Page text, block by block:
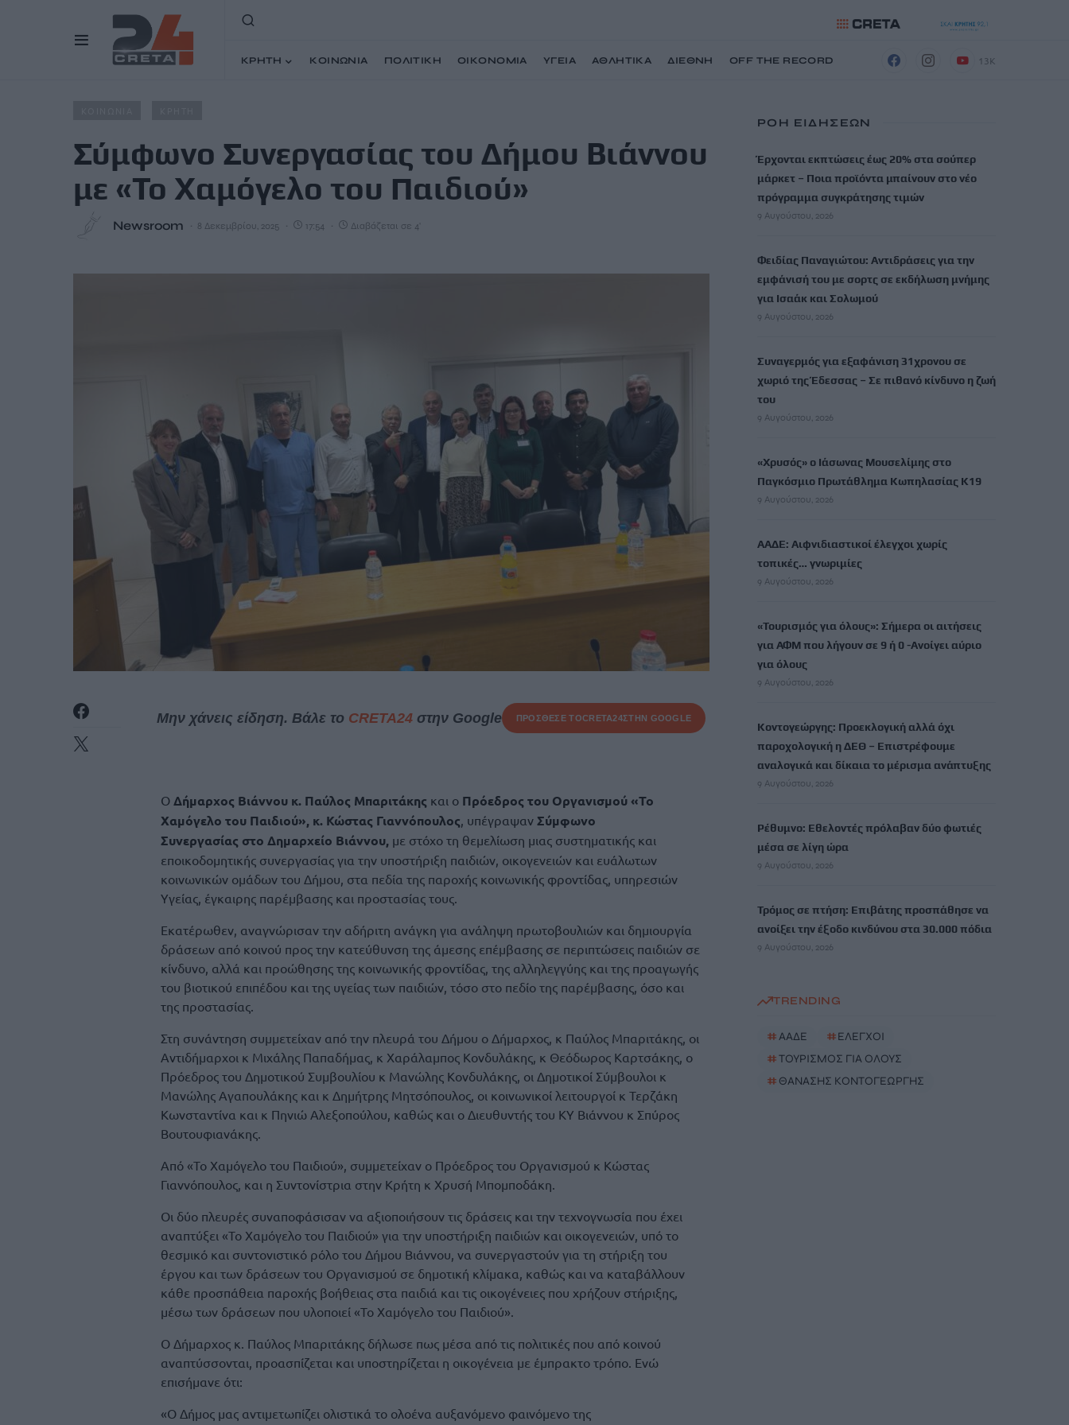
ΚΡΗΤΗ ΚΟΙΝΩΝΙΑ ΠΟΛΙΤΙΚΗ ΟΙΚΟΝΟΜΙΑ ΥΓΕΙΑ ΑΘΛΗΤΙΚΑ ΔΙΕΘΝΗ OFF THE RECORD
13K
Σύμφωνο Συνεργασίας του Δήμου Βιάννου
με «Το Χαμόγελο του Παιδιού»
Newsroom 8 Δεκεμβρίου, 2025 17:54 Διαβάζεται σε 4'
Μην χάνεις είδηση. Βάλε το CRETA24στην Google ΠΡΟΣΘΕΣΕ ΤΟCRETA24ΣΤΗΝ GOOGLE
Ο Δήμαρχος Βιάννου κ. Παύλος Μπαριτάκης και ο Πρόεδρος του Οργανισμού «Το
Χαμόγελο του Παιδιού», κ. Κώστας Γιαννόπουλος, υπέγραψαν Σύμφωνο
Συνεργασίας στο Δημαρχείο Βιάννου, με στόχο τη θεμελίωση μιας συστηματικής και
εποικοδομητικής συνεργασίας για την υποστήριξη παιδιών, οικογενειών και ευάλωτων
κοινωνικών ομάδων του Δήμου, στα πεδία της παροχής κοινωνικής φροντίδας, υπηρεσιών
Υγείας, έγκαιρης παρέμβασης και προστασίας τους.
Εκατέρωθεν, αναγνώρισαν την αδήριτη ανάγκη για ανάληψη πρωτοβουλιών και δημιουργία
δράσεων από κοινού προς την κατεύθυνση της άμεσης επέμβασης σε περιπτώσεις παιδιών σε
κίνδυνο, αλλά και προώθησης της κοινωνικής φροντίδας, της αλληλεγγύης και της προαγωγής
του βιοτικού επιπέδου και της υγείας των παιδιών, τόσο στο πεδίο της παρέμβασης, όσο και
της προστασίας.
Στη συνάντηση συμμετείχαν από την πλευρά του Δήμου ο Δήμαρχος, κ Παύλος Μπαριτάκης, οι
Αντιδήμαρχοι κ Μιχάλης Παπαδήμας, κ Χαράλαμπος Κονδυλάκης, κ Θεόδωρος Καρτσάκης, ο
Πρόεδρος του Δημοτικού Συμβουλίου κ Μανώλης Κονδυλάκης, οι Δημοτικοί Σύμβουλοι κ
Μανώλης Αγαπουλάκης και κ Δημήτρης Μητσόπουλος, οι κοινωνικοί λειτουργοί κ Τερζάκη
Κωνσταντίνα και κ Πηνιώ Αλεξοπούλου, καθώς και ο Διευθυντής του ΚΥ Βιάννου κ Σπύρος
Βουτουφιανάκης.
Από «Το Χαμόγελο του Παιδιού», συμμετείχαν ο Πρόεδρος του Οργανισμού κ Κώστας
Γιαννόπουλος, και η Συντονίστρια στην Κρήτη κ Χρυσή Μπομποδάκη.
Οι δύο πλευρές συναποφάσισαν να αξιοποιήσουν τις δράσεις και την τεχνογνωσία που έχει
αναπτύξει «Το Χαμόγελο του Παιδιού» για την υποστήριξη παιδιών και οικογενειών, υπό το
θεσμικό και συντονιστικό ρόλο του Δήμου Βιάννου, να συνεργαστούν για τη στήριξη του
έργου και των δράσεων του Οργανισμού σε δημοτική κλίμακα, καθώς και να καταβάλλουν
κάθε προσπάθεια παροχής βοήθειας στα παιδιά και τις οικογένειες που χρήζουν στήριξης,
μέσω των δράσεων που υλοποιεί «Το Χαμόγελο του Παιδιού».
Ο Δήμαρχος κ. Παύλος Μπαριτάκης δήλωσε πως μέσα από τις πολιτικές που από κοινού
αναπτύσσονται, προασπίζεται και υποστηρίζεται η οικογένεια με έμπρακτο τρόπο. Ενώ
επισήμανε ότι:
«Ο Δήμος μας αντιμετωπίζει ολιστικά το ολοένα αυξανόμενο φαινόμενο της
ΡΟΗ ΕΙΔΗΣΕΩΝ
Έρχονται εκπτώσεις έως 20% στα σούπερ
μάρκετ – Ποια προϊόντα μπαίνουν στο νέο
πρόγραμμα συγκράτησης τιμών
9 Αυγούστου, 2026
Φειδίας Παναγιώτου: Αντιδράσεις για την
εμφάνισή του με σορτς σε εκδήλωση μνήμης
για Ισαάκ και Σολωμού
9 Αυγούστου, 2026
Συναγερμός για εξαφάνιση 31χρονου σε
χωριό της Έδεσσας – Σε πιθανό κίνδυνο η ζωή
του
9 Αυγούστου, 2026
«Χρυσός» ο Ιάσωνας Μουσελίμης στο
Παγκόσμιο Πρωτάθλημα Κωπηλασίας Κ19
9 Αυγούστου, 2026
ΑΑΔΕ: Αιφνιδιαστικοί έλεγχοι χωρίς
τοπικές… γνωριμίες
9 Αυγούστου, 2026
«Τουρισμός για όλους»: Σήμερα οι αιτήσεις
για ΑΦΜ που λήγουν σε 9 ή 0 -Ανοίγει αύριο
για όλους
9 Αυγούστου, 2026
Κοντογεώργης: Προεκλογική αλλά όχι
παροχολογική η ΔΕΘ – Επιστρέφουμε
αναλογικά και δίκαια το μέρισμα ανάπτυξης
9 Αυγούστου, 2026
Ρέθυμνο: Εθελοντές πρόλαβαν δύο φωτιές
μέσα σε λίγη ώρα
9 Αυγούστου, 2026
Τρόμος σε πτήση: Επιβάτης προσπάθησε να
ανοίξει την έξοδο κινδύνου στα 30.000 πόδια
9 Αυγούστου, 2026
TRENDING
#ΑΑΔΕ #ΕΛΕΓΧΟΙ
#ΤΟΥΡΙΣΜΟΣ ΓΙΑ ΟΛΟΥΣ
# ΘΑΝΑΣΗΣ ΚΟΝΤΟΓΕΩΡΓΗΣ